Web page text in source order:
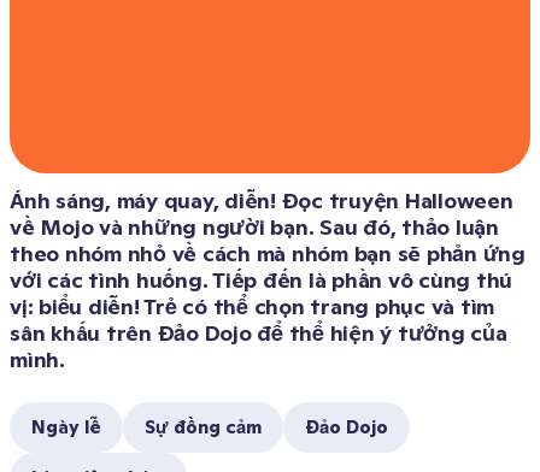
Ánh sáng, máy quay, diễn! Đọc truyện Halloween
về Mojo và những người bạn. Sau đó, thảo luận
theo nhóm nhỏ về cách mà nhóm bạn sẽ phản ứng
với các tình huống. Tiếp đến là phần vô cùng thú
vị: biểu diễn! Trẻ có thể chọn trang phục và tìm
sân khấu trên Đảo Dojo để thể hiện ý tưởng của
mình.
Ngày lễ Sự đồng cảm Đảo Dojo